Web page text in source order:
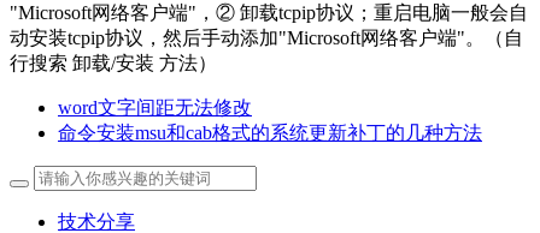
"Microsoft网络客户端"，② 卸载tcpip协议；重启电脑一般会自
动安装tcpip协议，然后手动添加"Microsoft网络客户端"。（自
行搜索 卸载/安装 方法）
word文字间距无法修改
命令安装msu和cab格式的系统更新补丁的几种方法
技术分享